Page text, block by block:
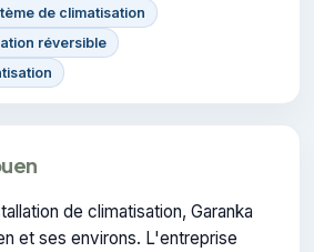
de climatisation
réversible
de climatisation, Garanka
et ses environs. L'entreprise